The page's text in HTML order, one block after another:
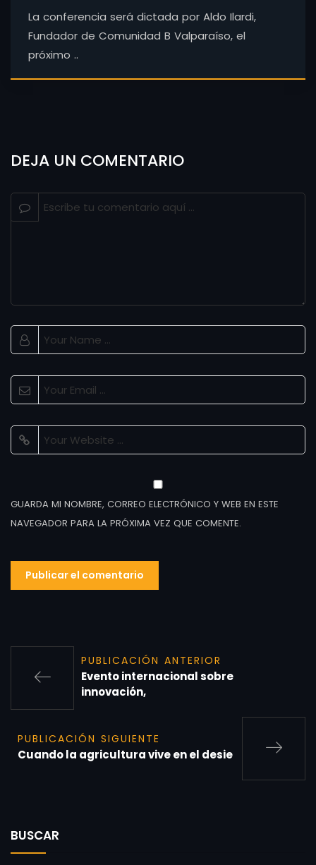
La conferencia será dictada por Aldo Ilardi,
Fundador de Comunidad B Valparaíso, el
próximo ..
DEJA UN COMENTARIO
GUARDA MI NOMBRE, CORREO ELECTRÓNICO Y WEB EN ESTE
NAVEGADOR PARA LA PRÓXIMA VEZ QUE COMENTE.
PUBLICACIÓN ANTERIOR
Evento internacional sobre
innovación,
PUBLICACIÓN SIGUIENTE
Cuando la agricultura vive en el desie
BUSCAR